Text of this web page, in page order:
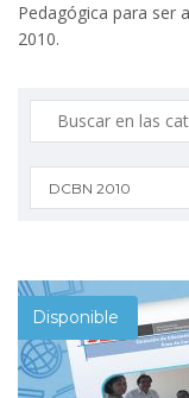
Pedagógica para ser
2010.
Busqueda
por:
DCBN 2010
Disponible